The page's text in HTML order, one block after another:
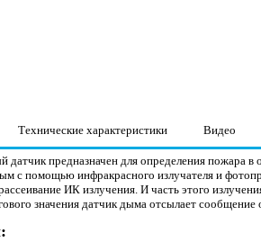
Технические характеристики Видео
датчик предназначен для определения пожара
с помощью инфракрасного излучателя и
ИК излучения. И часть этого
значения датчик дыма отсылает